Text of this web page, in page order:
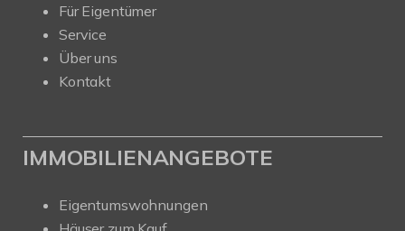
Für Eigentümer
Service
Über uns
Kontakt
IMMOBILIENANGEBOTE
Eigentumswohnungen